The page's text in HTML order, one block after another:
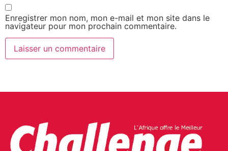
Enregistrer mon nom, mon e-mail et mon site dans le
navigateur pour mon prochain commentaire.